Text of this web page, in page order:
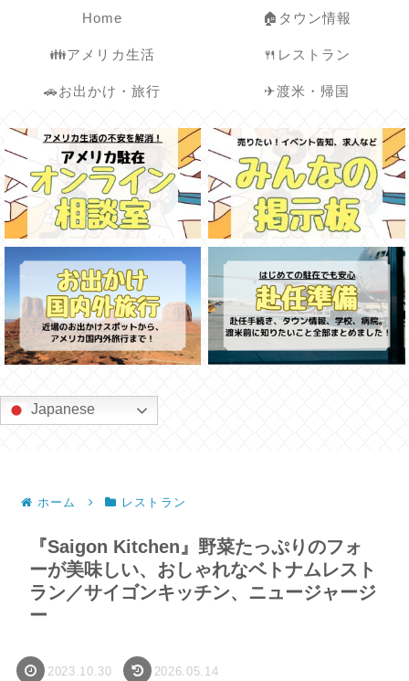
Home 🏠タウン情報
👪アメリカ生活 🍴レストラン
🚗お出かけ・旅行 ✈渡米・帰国
Japanese
ホーム レストラン
『Saigon Kitchen』野菜たっぷりのフォ
ーが美味しい、おしゃれなベトナムレスト
ラン／サイゴンキッチン、ニュージャージ
ー
2023.10.30 2026.05.14